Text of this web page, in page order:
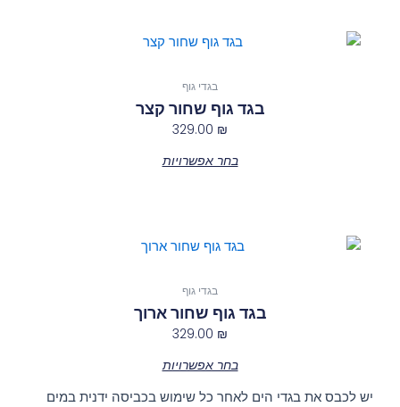
בעמוד
בגדי גוף
בגד גוף שחור קצר
329.00 ₪
בחר אפשרויות
למוצר
מספר
לבחור
המוצר
בגדי גוף
בגד גוף שחור ארוך
329.00 ₪
בחר אפשרויות
למוצר
מספר
לבחור
את
יש לכבס את בגדי הים לאחר כל שימוש בכביסה ידנית במים